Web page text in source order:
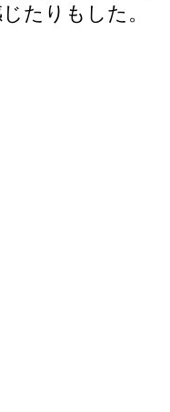
たりもした。